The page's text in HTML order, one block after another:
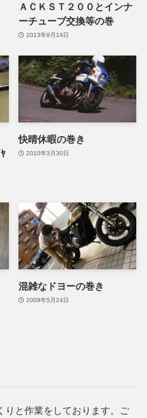
ＡＣＫＳＴ２００とインナ
ーチューブ交換等の巻
2013年9月14日
快晴休暇の巻き
2010年3月30日
混雑なドヨーの巻き
2009年5月24日
りと作業をしております。ご